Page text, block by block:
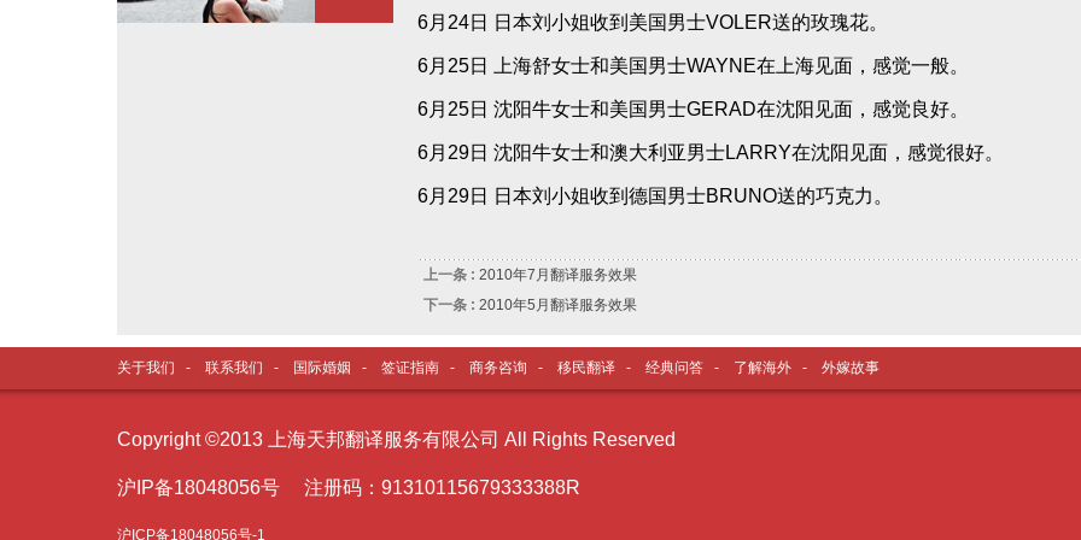
6月24日 日本刘小姐收到美国男士VOLER送的玫瑰花。
6月25日 上海舒女士和美国男士WAYNE在上海见面，感觉一般。
6月25日 沈阳牛女士和美国男士GERAD在沈阳见面，感觉良好。
6月29日 沈阳牛女士和澳大利亚男士LARRY在沈阳见面，感觉很好。
6月29日 日本刘小姐收到德国男士BRUNO送的巧克力。
上一条 : 2010年7月翻译服务效果
下一条 : 2010年5月翻译服务效果
关于我们 - 联系我们 - 国际婚姻 - 签证指南 - 商务咨询 - 移民翻译 - 经典问答 - 了解海外 - 外嫁故事
Copyright ©2013 上海天邦翻译服务有限公司 All Rights Reserved
沪I P备18048056号 注册码：91310115679333388R
沪ICP备18048056号-1